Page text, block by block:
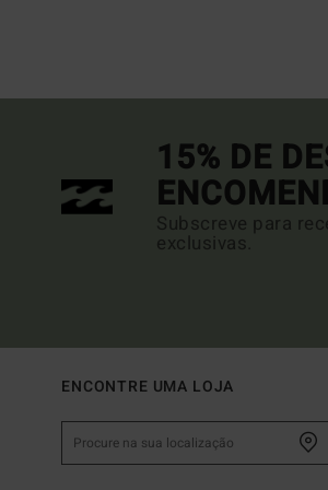
15% DE
Subscreve para
exclusivas.
ENCONTRE UMA LOJA